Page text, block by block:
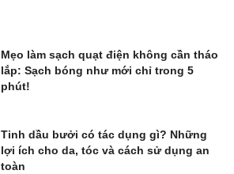
Mẹo làm sạch quạt điện không cần tháo
lắp: Sạch bóng như mới chỉ trong 5
phút!
Tinh dầu bưởi có tác dụng gì? Những
lợi ích cho da, tóc và cách sử dụng an
toàn